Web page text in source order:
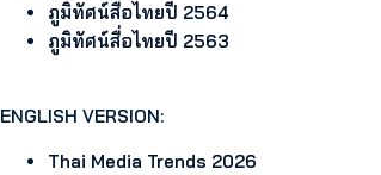
ภูมิทัศน์สื่อไทยปี 2564
ภูมิทัศน์สื่อไทยปี 2563
ENGLISH VERSION:
Thai Media Trends 2026